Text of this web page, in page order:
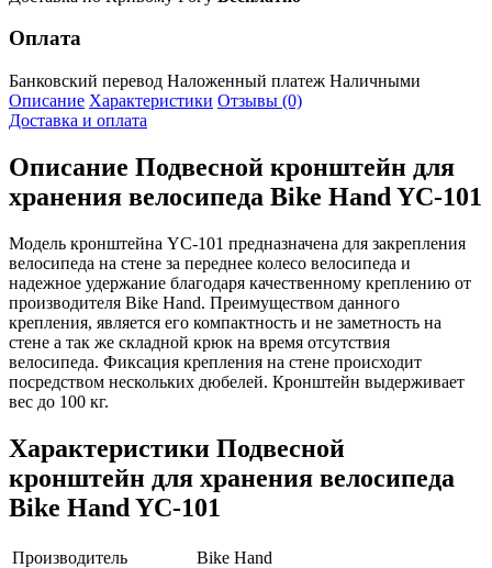
Оплата
Банковский перевод Наложенный платеж Наличными
Описание Характеристики Отзывы (0)
Доставка и оплата
Описание Подвесной кронштейн для
хранения велосипеда Bike Hand YC-101
Модель кронштейна YC-101 предназначена для закрепления
велосипеда на стене за переднее колесо велосипеда и
надежное удержание благодаря качественному креплению от
производителя Bike Hand. Преимуществом данного
крепления, является его компактность и не заметность на
стене а так же складной крюк на время отсутствия
велосипеда. Фиксация крепления на стене происходит
посредством нескольких дюбелей. Кронштейн выдерживает
вес до 100 кг.
Характеристики Подвесной
кронштейн для хранения велосипеда
Bike Hand YC-101
Производитель
Bike Hand